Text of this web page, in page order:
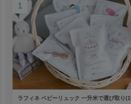
1
ラフィネ ベビーリュック 一升米で選び取り